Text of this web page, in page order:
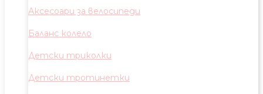
Аксесоари за велосипеди
Баланс колело
Детски триколки
Детски тротинетки